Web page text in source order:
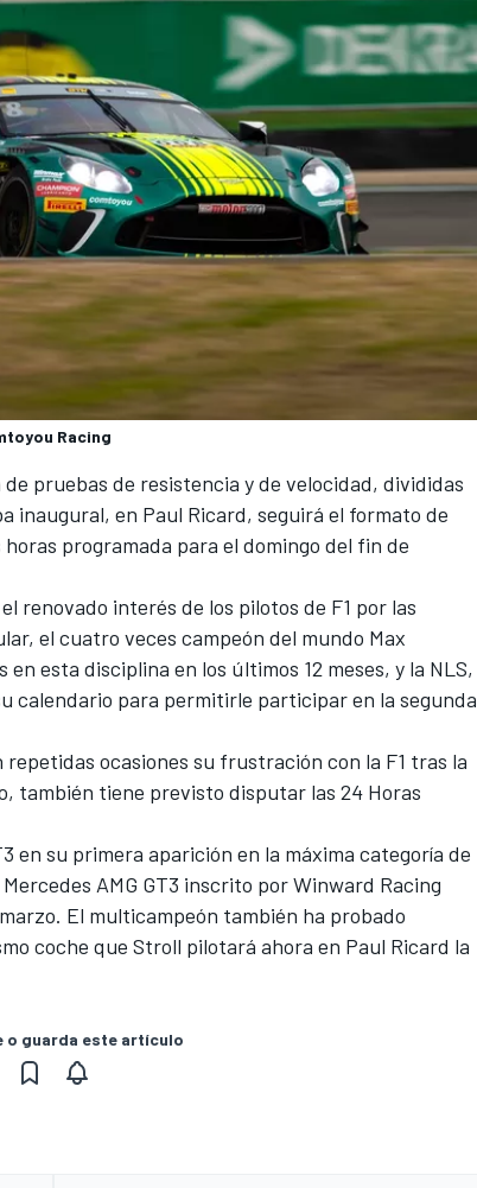
Racing
pruebas de resistencia y de velocidad, divididas
inaugural, en Paul Ricard, seguirá el formato de
programada para el domingo del fin de
renovado interés de los pilotos de F1 por las
el cuatro veces campeón del mundo Max
esta disciplina en los últimos 12 meses, y la NLS,
calendario para permitirle participar en la segunda
repetidas ocasiones su frustración con la F1 tras la
también tiene previsto disputar las 24 Horas
en su primera aparición en la máxima categoría de
Mercedes AMG GT3 inscrito por Winward Racing
El multicampeón también ha probado
coche que Stroll pilotará ahora en Paul Ricard la
o guarda este artículo